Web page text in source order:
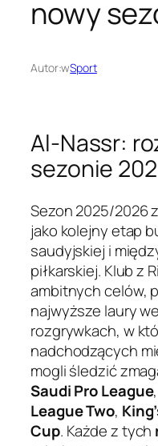
nowy
Autor:wSport
Al-Nassr:
sezonie
Sezon 2025/2026
jako kolejny etap
saudyjskiej i
piłkarskiej. Klub z
ambitnych celów,
najwyższe laury
rozgrywkach, w
nadchodzących
mogli śledzić
Saudi Pro League
League Two,
Cup. Każde z tych